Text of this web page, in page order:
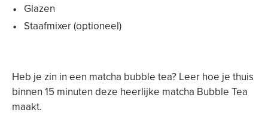
Glazen
Staafmixer (optioneel)
Heb je zin in een matcha bubble tea? Leer hoe je thuis
binnen 15 minuten deze heerlijke matcha Bubble Tea
maakt.